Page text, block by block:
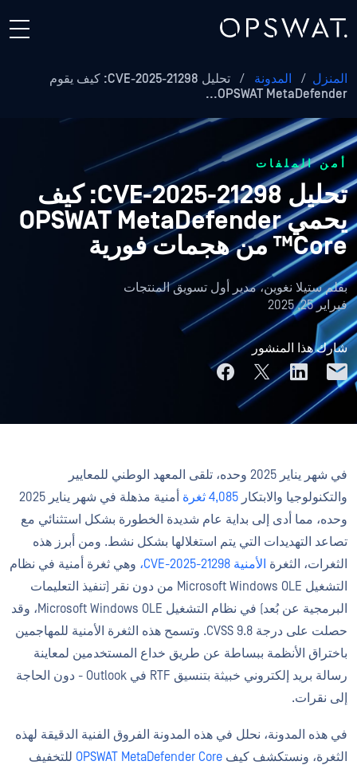
المنزل / المدونة /
تحليل CVE-2025-21298: كيف يقوم
OPSWAT MetaDefender...
أمن الملفات
تحليل CVE-2025-21298: كيف
يحمي OPSWAT MetaDefender
Core™ من هجمات فورية
بقلمستيلا نغوين، مدير أول تسويق المنتجات
فبراير 25, 2025
شارك هذا المنشور
في شهر يناير 2025 وحده، تلقى المعهد الوطني للمعايير
والتكنولوجيا والابتكار 4,085 ثغرة
أمنية مذهلة في شهر يناير 2025
وحده، مما أدى إلى بداية عام شديدة الخطورة بشكل استثنائي مع
تصاعد التهديدات التي يتم استغلالها بشكل نشط. ومن أبرز هذه
الثغرات، الثغرة الأمنية CVE-2025-21298،
وهي ثغرة أمنية في نظام
التشغيل Microsoft Windows OLE من دون نقر (تنفيذ التعليمات
البرمجية عن بُعد) في نظام التشغيل Microsoft Windows OLE، وقد
حصلت على درجة CVSS 9.8. وتسمح هذه الثغرة الأمنية للمهاجمين
باختراق الأنظمة ببساطة عن طريق خداع المستخدمين لمعاينة
رسالة بريد إلكتروني خبيثة بتنسيق RTF في Outlook - دون الحاجة
إلى نقرات.
في هذه المدونة، نحلل في هذه المدونة الفروق الفنية الدقيقة لهذه
الثغرة، ونستكشف كيف OPSWAT MetaDefender Core للتخفيف